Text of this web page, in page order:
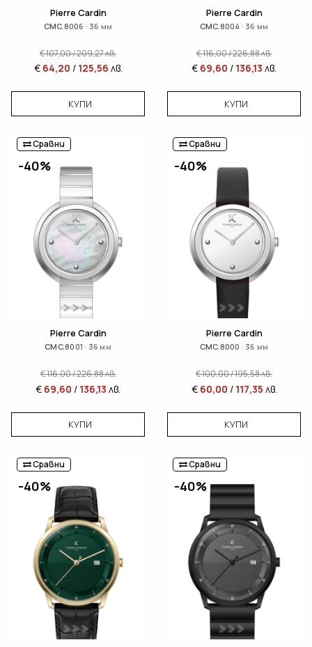
Pierre Cardin
CMC.8006 · 36 мм
€107,00/209,27лв.
€ 64,20 / 125,56 лв.
КУПИ
Pierre Cardin
CMC.8004 · 36 мм
€116,00/226,88лв.
€ 69,60 / 136,13 лв.
КУПИ
Сравни
-40%
Pierre Cardin
CMC.8001 · 36 мм
€116,00/226,88лв.
€ 69,60 / 136,13 лв.
КУПИ
Сравни
-40%
Pierre Cardin
CMC.8000 · 36 мм
€100,00/195,58лв.
€ 60,00 / 117,35 лв.
КУПИ
Сравни
-40%
Сравни
-40%